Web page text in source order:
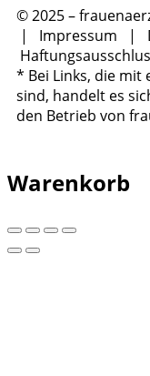
© 2025 –
| Impressum |
* Bei Links, die mit
sind, handelt es
den Betrieb von
Warenkorb